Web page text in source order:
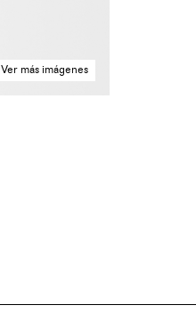
Ver más imágenes